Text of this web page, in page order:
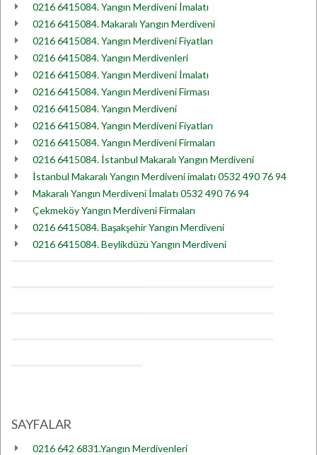
0216 6415084. Yangın Merdiveni İmalatı
0216 6415084. Makaralı Yangın Merdiveni
0216 6415084. Yangın Merdiveni Fiyatları
0216 6415084. Yangın Merdivenleri
0216 6415084. Yangın Merdiveni İmalatı
0216 6415084. Yangın Merdiveni Firması
0216 6415084. Yangın Merdiveni
0216 6415084. Yangın Merdiveni Fiyatları
0216 6415084. Yangın Merdiveni Firmaları
0216 6415084. İstanbul Makaralı Yangın Merdiveni
İstanbul Makaralı Yangın Merdiveni imalatı 0532 490 76 94
Makaralı Yangın Merdiveni İmalatı 0532 490 76 94
Çekmeköy Yangın Merdiveni Firmaları
0216 6415084. Başakşehir Yangın Merdiveni
0216 6415084. Beylikdüzü Yangın Merdiveni
SAYFALAR
0216 642 6831.Yangın Merdivenleri